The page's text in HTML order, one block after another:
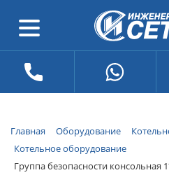
Главная Оборудование
Котельное оборудование
Группа безопасности консольная